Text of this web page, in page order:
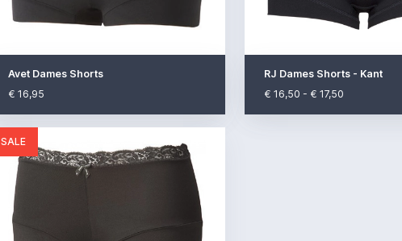
Avet Dames Shorts
€ 16,95
RJ Dames Shorts - Kant
€ 16,50 - € 17,50
SALE